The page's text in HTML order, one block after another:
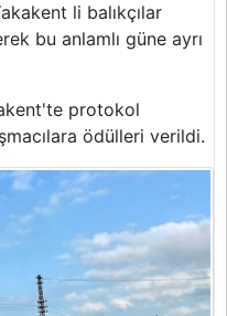
li balıkçılar
bu anlamlı güne ayrı
protokol
ödülleri verildi.